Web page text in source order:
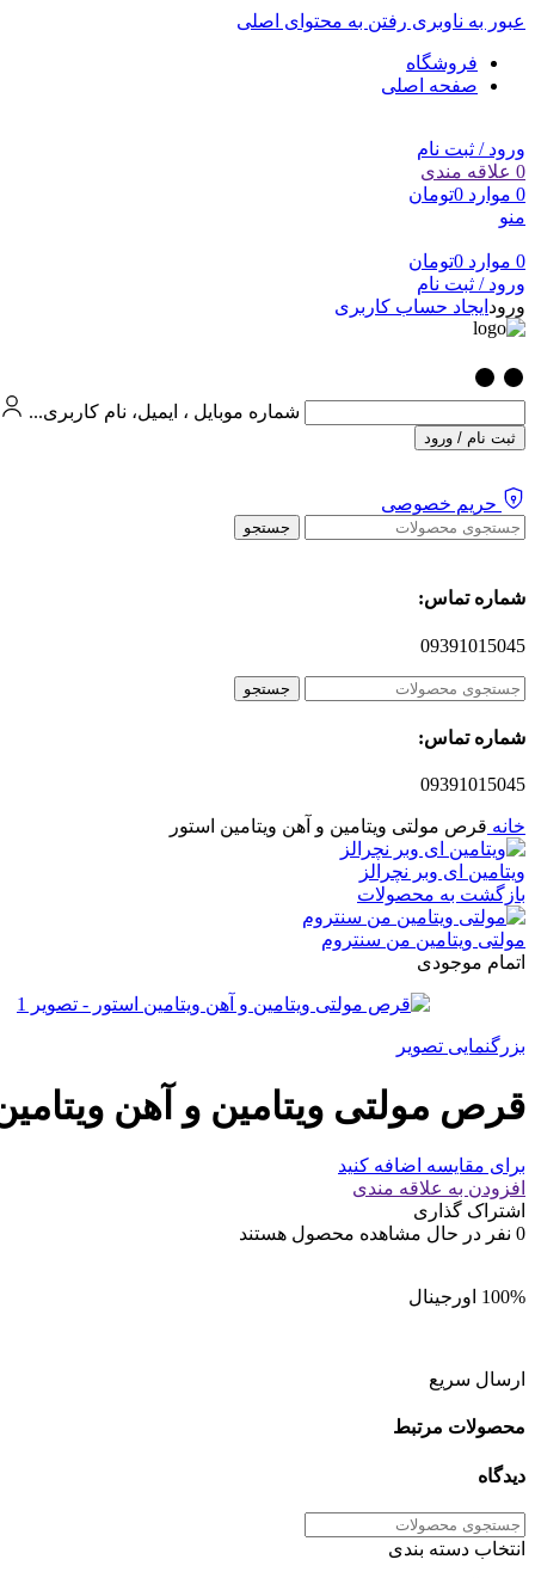
عبور به ناوبری رفتن به محتوای اصلی
فروشگاه
صفحه اصلی
ورود / ثبت نام
0 علاقه مندی
0 موارد 0تومان
منو
0 موارد 0تومان
ورود / ثبت نام
ورود ایجاد حساب کاربری
شماره موبایل ، ایمیل، نام کاربری...
ثبت نام / ورود
حریم خصوصی
جستجو
شماره تماس:
09391015045
جستجو
شماره تماس:
09391015045
خانه قرص مولتی ویتامین و آهن ویتامین استور
ویتامین ای وبر نچرالز
بازگشت به محصولات
مولتی ویتامین من سنتروم
اتمام موجودی
بزرگنمایی تصویر
قرص مولتی ویتامین و آهن
برای مقایسه اضافه کنید
افزودن به علاقه مندی
اشتراک گذاری
0 نفر در حال مشاهده محصول هستند
100% اورجینال
ارسال سریع
محصولات مرتبط
دیدگاه
انتخاب دسته بندی